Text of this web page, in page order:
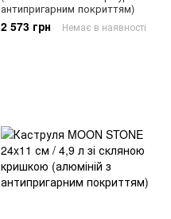
антипригарним покриттям)
2 573 грн Немає в наявності